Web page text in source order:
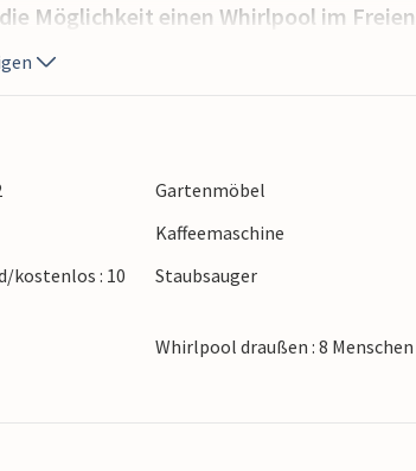
Möglichkeit einen Whirlpool im Freien
Den Fluss Störe erreichen Sie
stehen Sie schon am Ufer des
Genießen Sie an warmen
Stadt Nybro, die Sie mit einer guten
Dienstleistungen überzeugen wird.
der Natur Smålands!
Gartenmöbel
Kaffeemaschine
kostenlos : 10
Staubsauger
Whirlpool draußen : 8 Menschen